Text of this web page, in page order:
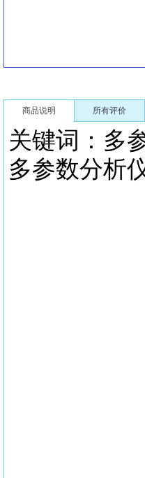
商品说明 所有评价
关键词：
多参数分